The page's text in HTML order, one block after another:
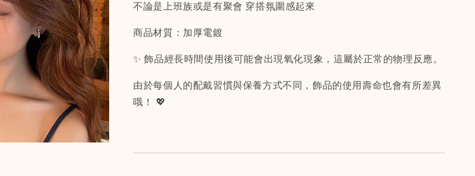
不論是上班族或是有聚會 穿搭氛圍感起來
商品材質：加厚電鍍
✨ 飾品經長時間使用後可能會出現氧化現象，這屬於正常的物理反應。
由於每個人的配戴習慣與保養方式不同，飾品的使用壽命也會有所差異
哦！ 💖